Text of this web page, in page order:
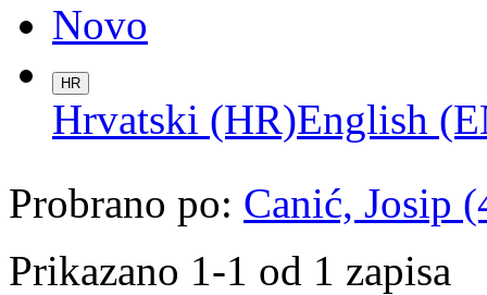
Novo
HR
Hrvatski (HR)English
Probrano po: Canić, Josip
Prikazano 1-1 od 1 zapisa